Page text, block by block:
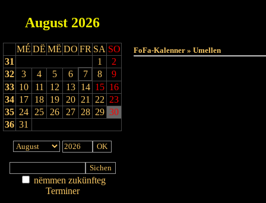
August 2026
MÉ DË MË DO FR SA SO
31
1
2
32
3 4 5 6 7 8
9
33 10 11 12 13 14 15 16
34 17 18 19 20 21 22 23
35 24 25 26 27 28 29 30
36 31
nëmmen zukünfteg
Terminer
FoFa-Kalenner » Umellen